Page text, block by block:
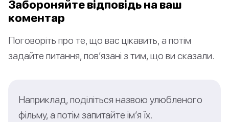
Забороняйте відповідь на ваш
коментар
Поговоріть про те, що вас цікавить, а потім
задайте питання, пов’язані з тим, що ви сказали.
Наприклад, поділіться назвою улюбленого
фільму, а потім запитайте ім’я їх.